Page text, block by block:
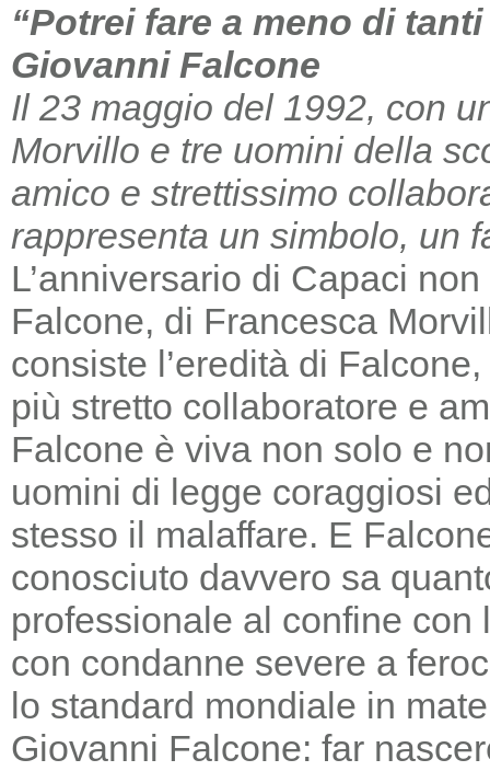
“Potrei fare a meno di
Giovanni Falcone
Il 23 maggio del 1992, con
Morvillo e tre uomini della
amico e strettissimo
rappresenta un simbolo, un
L’anniversario di Capaci
Falcone, di Francesca
consiste l’eredità di
più stretto collaboratore e
Falcone è viva non solo e
uomini di legge coraggiosi
stesso il malaffare. E
conosciuto davvero sa
professionale al confine
con condanne severe a
lo standard mondiale in
Giovanni Falcone: far